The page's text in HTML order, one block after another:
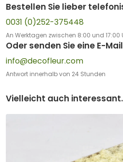
Bestellen Sie lieber
0031 (0)252-375448
An Werktagen zwischen 8:00 und 17:00
Oder senden Sie eine E-Mail
info@decofleur.com
Antwort innerhalb von 24 Stunden
Vielleicht auch